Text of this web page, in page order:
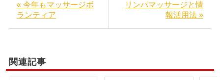
« 今年もマッサージボ
ランティア
リンパマッサージと情
報活用法 »
関連記事